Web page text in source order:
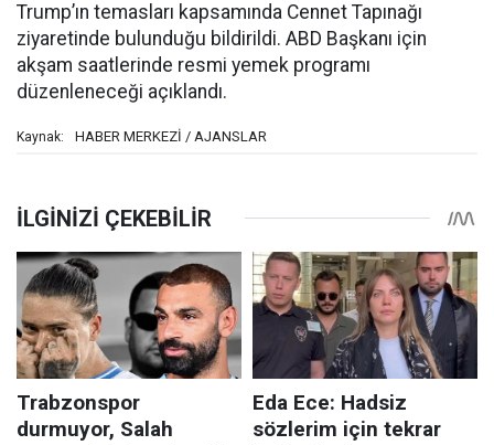
Trump’ın temasları kapsamında Cennet Tapınağı
ziyaretinde bulunduğu bildirildi. ABD Başkanı için
akşam saatlerinde resmi yemek programı
düzenleneceği açıklandı.
Kaynak: HABER MERKEZİ / AJANSLAR